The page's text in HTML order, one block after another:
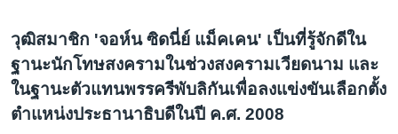
วุฒิสมาชิก 'จอห์น ซิดนี่ย์ แม็คเคน' เป็นที่รู้จักดีใน
ฐานะนักโทษสงครามในช่วงสงครามเวียดนาม และ
ในฐานะตัวแทนพรรครีพับลิกันเพื่อลงแข่งขันเลือกตั้ง
ตำแหน่งประธานาธิบดีในปี ค.ศ. 2008